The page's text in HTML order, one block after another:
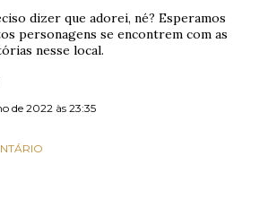
dizer que adorei, né? Esperamos
personagens se encontrem com as
nesse local.
de 2022 às 23:35